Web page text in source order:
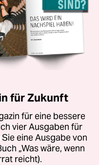
für Zukunft
für eine bessere
vier Ausgaben für
eine Ausgabe von
„Was wäre, wenn
reicht).